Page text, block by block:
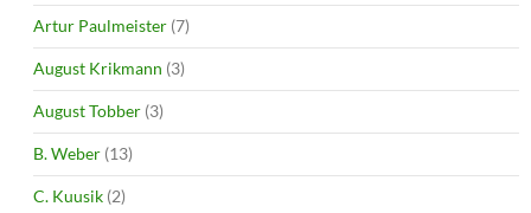
Artur Paulmeister (7)
August Krikmann (3)
August Tobber (3)
B. Weber (13)
C. Kuusik (2)